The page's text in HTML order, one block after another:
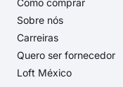
Como comprar
Sobre nós
Carreiras
Quero ser fornecedor
Loft México